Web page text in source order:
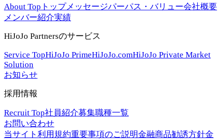
About Top トップメッセージパーパス・バリュー会社概要
メンバー紹介実績
HiJoJo Partnersのサービス
Service TopHiJoJo PrimeHiJoJo.comHiJoJo Private Market
Solution
お知らせ
採用情報
Recruit Top社員紹介募集職種一覧
お問い合わせ
当サイト利用規約重要事項のご説明金融商品勧誘方針金